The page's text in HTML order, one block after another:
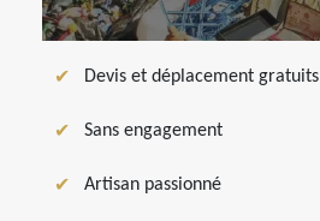
Devis et déplacement gratuits
Sans engagement
Artisan passionné